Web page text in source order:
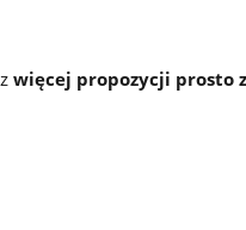
więcej propozycji prosto